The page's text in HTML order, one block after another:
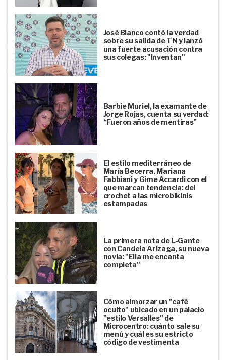
José Bianco contó la verdad
sobre su salida de TN y lanzó
una fuerte acusación contra
sus colegas: "Inventan"
Barbie Muriel, la examante de
Jorge Rojas, cuenta su verdad:
“Fueron años de mentiras”
El estilo mediterráneo de
María Becerra, Mariana
Fabbiani y Gime Accardi con el
que marcan tendencia: del
crochet a las microbikinis
estampadas
La primera nota de L-Gante
con Candela Arizaga, su nueva
novia: "Ella me encanta
completa"
Cómo almorzar un "café
oculto" ubicado en un palacio
"estilo Versalles" de
Microcentro: cuánto sale su
menú y cuál es su estricto
código de vestimenta